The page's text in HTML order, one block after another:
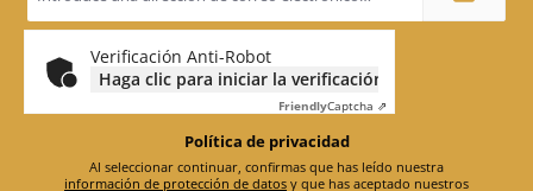
correo
electrónico
Verificación Anti-Robot
Haga clic para iniciar la verificación
FriendlyCaptcha ⇗
Política de privacidad
información de protección de datos